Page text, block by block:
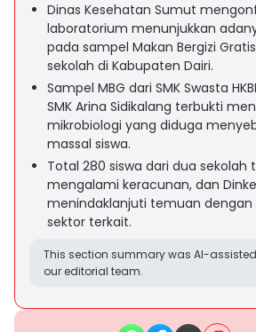
Dinas Kesehatan Sumut
laboratorium menunjukkan
pada sampel Makan Bergizi
sekolah di Kabupaten Dairi.
Sampel MBG dari SMK Swasta
SMK Arina Sidikalang terbukti
mikrobiologi yang diduga
massal siswa.
Total 280 siswa dari dua sekolah
mengalami keracunan, dan
menindaklanjuti temuan dengan
sektor terkait.
This section summary was AI-
our editorial team.